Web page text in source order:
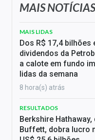
MAIS NOTÍCIAS
MAIS LIDAS
Dos R$ 17,4 bilhões
dividendos da
a calote em fundo
lidas da semana
8 hora(s) atrás
RESULTADOS
Berkshire Hathaway,
Buffett, dobra lucro